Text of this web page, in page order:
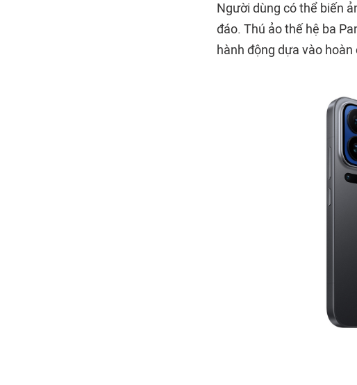
Người dùng có thể biến
đáo. Thú ảo thế hệ ba
hành động dựa vào